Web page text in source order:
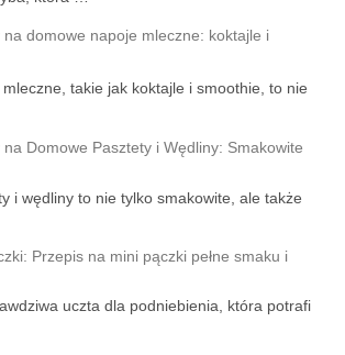
na domowe napoje mleczne: koktajle i
takie jak koktajle i smoothie, to nie
na Domowe Pasztety i Wędliny: Smakowite
i wędliny to nie tylko smakowite, ale także
Przepis na mini pączki pełne smaku i
uczta dla podniebienia, która potrafi